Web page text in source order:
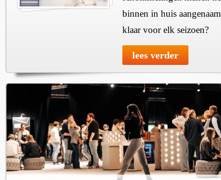
binnen in huis
klaar voor elk seizoen?
lees verder